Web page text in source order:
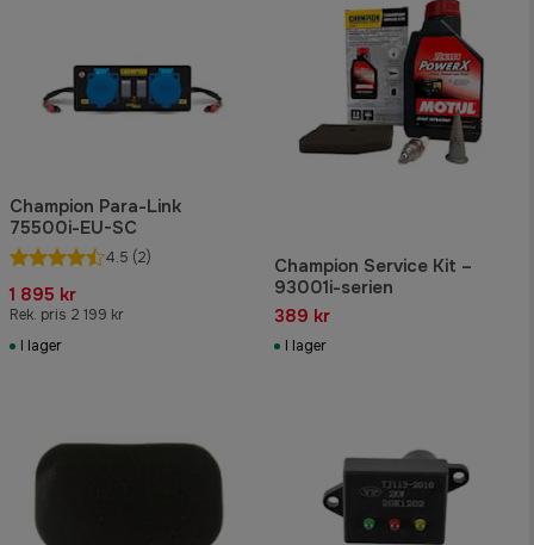
Champion Para-Link
75500i-EU-SC
4.5 (2)
1 895 kr
Rek. pris 2 199 kr
I lager
Champion Service Kit –
93001i-serien
389 kr
I lager